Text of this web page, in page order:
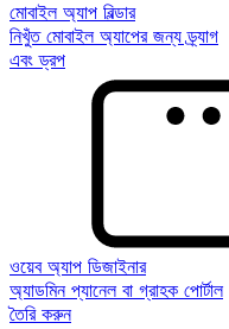
মোবাইল অ্যাপ বিল্ডার
নিখুঁত মোবাইল অ্যাপের জন্য ড্র্যাগ
এবং ড্রপ
ওয়েব অ্যাপ ডিজাইনার
অ্যাডমিন প্যানেল বা গ্রাহক পোর্টাল
তৈরি করুন